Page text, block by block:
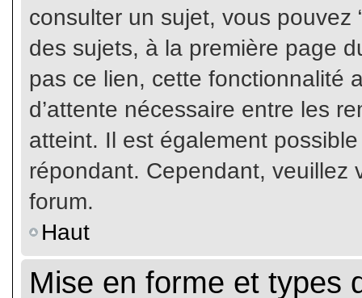
consulter un sujet, vous pouvez
des sujets, à la première page
pas ce lien, cette fonctionnalité
d’attente nécessaire entre les
atteint. Il est également
répondant. Cependant, veuillez
forum.
Haut
Mise en forme et types